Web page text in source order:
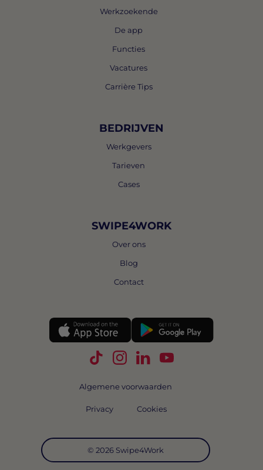
Werkzoekende
De app
Functies
Vacatures
Carrière Tips
BEDRIJVEN
Werkgevers
Tarieven
Cases
SWIPE4WORK
Over ons
Blog
Contact
Volg Swipe4Work op TikTok
Volg Swipe4Work op
Volg Swipe4Work op
Volg Swipe4Work
© 2026 Swipe4Work
Algemene voorwaarden
Privacy Cookies